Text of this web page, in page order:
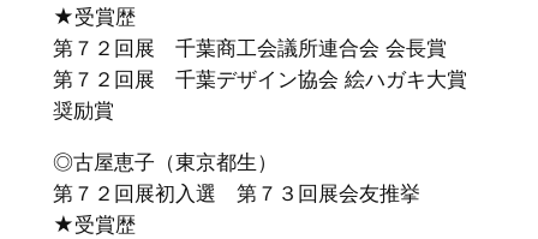
★受賞歴
第７２回展 千葉商工会議所連合会 会長賞
第７２回展 千葉デザイン協会 絵ハガキ大賞
奨励賞
◎古屋恵子（東京都生）
第７２回展初入選 第７３回展会友推挙
★受賞歴